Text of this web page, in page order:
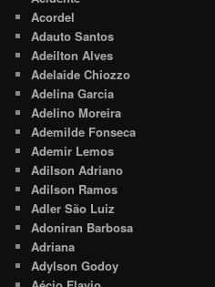
Acordel
Adauto Santos
Adeilton Alves
Adelaide Chiozzo
Adelina Garcia
Adelino Moreira
Ademilde Fonseca
Ademir Lemos
Adilson Adriano
Adilson Ramos
Adler São Luiz
Adoniran Barbosa
Adriana
Adylson Godoy